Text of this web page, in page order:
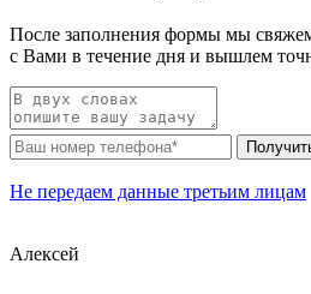
После заполнения формы мы
с Вами в течение дня и вышлем
Не передаем данные третьим лицам
Алексей